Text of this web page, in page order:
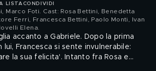
LISTA CONDIVIDI
Marco Foti. Cast: Rosa Bettini, Benedetta
Ferri, Francesca Bettini, Paolo Monti, Ivan
Elena
accanto a Gabriele. Dopo la prima
Francesca si sente invulnerabile:
la sua felicita'. Intanto fra Rosa e